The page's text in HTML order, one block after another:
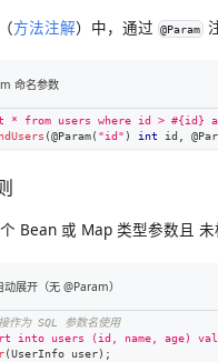
方法注解）中，通过 @Param
命名参数
* from users where id > #{id}
(@Param( "id" ) int id
Bean 或 Map 类型参数且 未
展开（无 @Param）
为 SQL 参数名使用
into users (id, name, age)
(UserInfo user) ;